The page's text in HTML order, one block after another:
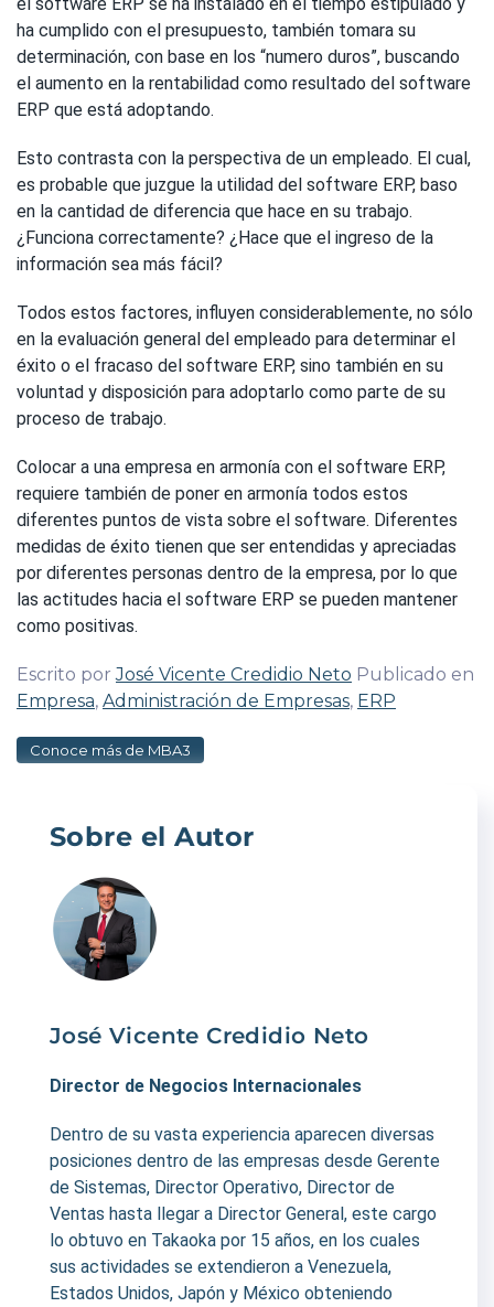
ha cumplido con el presupuesto, también tomara su
determinación, con base en los “numero duros”, buscando
el aumento en la rentabilidad como resultado del software
ERP que está adoptando.
Esto contrasta con la perspectiva de un empleado. El cual,
es probable que juzgue la utilidad del software ERP, baso
en la cantidad de diferencia que hace en su trabajo.
¿Funciona correctamente? ¿Hace que el ingreso de la
información sea más fácil?
Todos estos factores, influyen considerablemente, no sólo
en la evaluación general del empleado para determinar el
éxito o el fracaso del software ERP, sino también en su
voluntad y disposición para adoptarlo como parte de su
proceso de trabajo.
Colocar a una empresa en armonía con el software ERP,
requiere también de poner en armonía todos estos
diferentes puntos de vista sobre el software. Diferentes
medidas de éxito tienen que ser entendidas y apreciadas
por diferentes personas dentro de la empresa, por lo que
las actitudes hacia el software ERP se pueden mantener
como positivas.
Escrito porJosé Vicente Credidio Neto Publicado en
Empresa, Administración de Empresas, ERP
Conoce más de MBA3
Sobre el Autor
José Vicente Credidio Neto
Director de Negocios Internacionales
Dentro de su vasta experiencia aparecen diversas
posiciones dentro de las empresas desde Gerente
de Sistemas, Director Operativo, Director de
Ventas hasta llegar a Director General, este cargo
lo obtuvo en Takaoka por 15 años, en los cuales
sus actividades se extendieron a Venezuela,
Estados Unidos, Japón y México obteniendo